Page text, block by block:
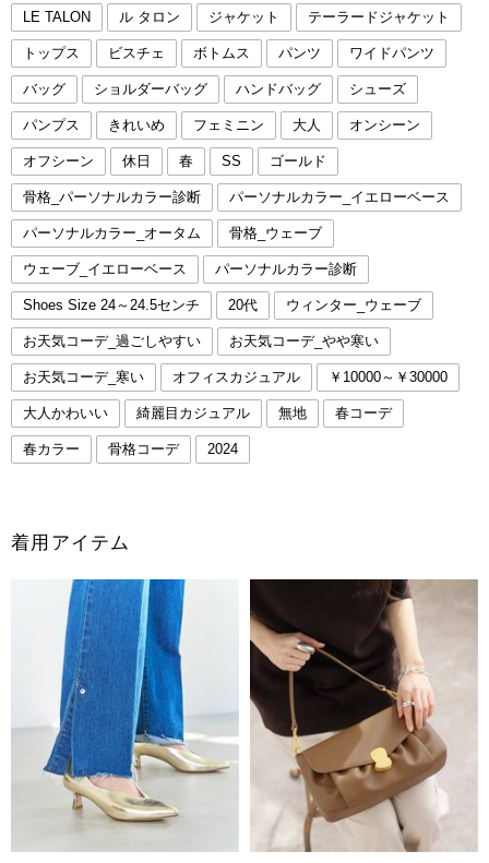
LE TALON ル タロン ジャケット テーラードジャケット
トップス ビスチェ ボトムス パンツ ワイドパンツ
バッグ ショルダーバッグ ハンドバッグ シューズ
パンプス きれいめ フェミニン 大人 オンシーン
オフシーン 休日 春 SS ゴールド
骨格_パーソナルカラー診断 パーソナルカラー_イエローベース
パーソナルカラー_オータム 骨格_ウェーブ
ウェーブ_イエローベース パーソナルカラー診断
Shoes Size 24～24.5センチ 20代 ウィンター_ウェーブ
お天気コーデ_過ごしやすい お天気コーデ_やや寒い
お天気コーデ_寒い オフィスカジュアル ￥10000～￥30000
大人かわいい 綺麗目カジュアル 無地 春コーデ
春カラー 骨格コーデ 2024
着用アイテム